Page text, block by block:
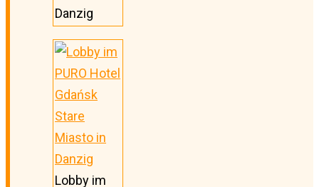
Danzig
Lobby im